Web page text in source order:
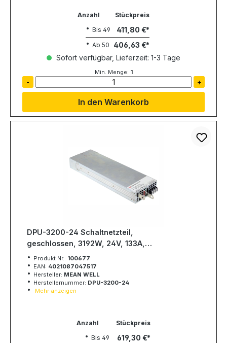
Anzahl
Stückpreis
Bis 49 411,80 €
Ab 50
406,63 €
Sofort verfügbar, Lieferzeit: 1-3 Tage
Min. Menge: 1
- +
In den Warenkorb
DPU-3200-24 Schaltnetzteil,
geschlossen, 3192W, 24V, 133A,
MEAN WELL
Produkt Nr.: 100677
EAN: 4021087047517
Hersteller: MEAN WELL
Herstellernummer: DPU-3200-24
Mehr anzeigen
Anzahl
Stückpreis
Bis 49 619,30 €